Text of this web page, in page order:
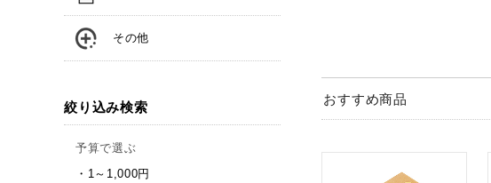
その他
絞り込み検索
予算で選ぶ
1～1,000円
おすすめ商品